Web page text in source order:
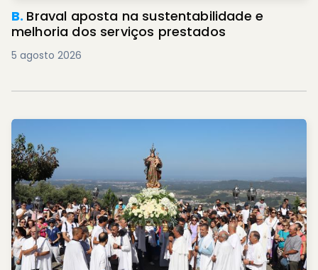
B. Braval aposta na sustentabilidade e
melhoria dos serviços prestados
5 agosto 2026